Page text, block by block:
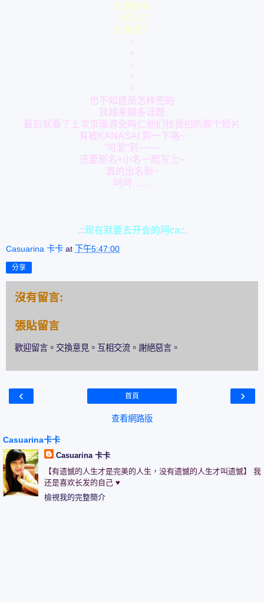
交通警察
驾车史
交通意外
。
。
。
。
。
也不知道是怎样兜的
就越来越多话题
最后就看了上次京璇游全鸣仁他们找我拍的那个短片
有被KANASAI 到一下咯~
“可爱”到~~~~
还要原名+小名一起写上~
真的出名到~
呵呵……
.::现在就要去开会的阿ca::.
Casuarina 卡卡 at 下午5:47:00
分享
沒有留言:
張貼留言
歡迎留言。交換意見。互相交流。謝絕惡言。
‹ ›
首頁
查看網路版
Casuarina卡卡
Casuarina 卡卡
【有遗憾的人生才是完美的人生，没有遗憾的人生才叫遗憾】 我
还是喜欢长发的自己 ♥
檢視我的完整簡介